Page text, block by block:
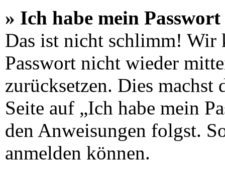
» Ich habe mein Passwort
Das ist nicht schlimm! Wir
Passwort nicht wieder
zurücksetzen. Dies
Seite auf „Ich habe mein
den Anweisungen folgst.
anmelden können.